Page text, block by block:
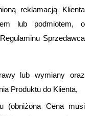
reklamacją Klienta
lub podmiotem, o
Sprzedawca
lub wymiany oraz
Produktu do Klienta,
(obniżona Cena musi